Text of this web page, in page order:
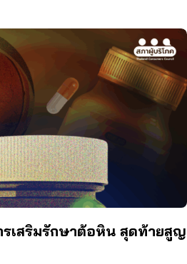
เสริมรักษาต้อหิน สุดท้ายสูญ